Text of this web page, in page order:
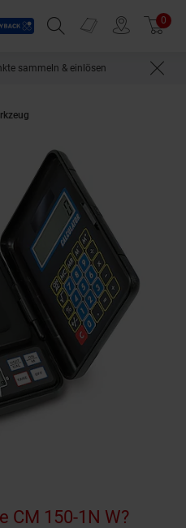
Suchfeld einblenden
Prospekte 0
sammeln & einlösen
CM 150-1N W?